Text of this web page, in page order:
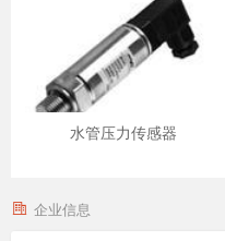
水管压力传感器
企业信息